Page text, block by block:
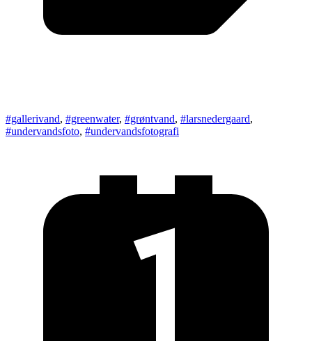
#gallerivand, #greenwater, #grøntvand, #larsnedergaard,
#undervandsfoto, #undervandsfotografi